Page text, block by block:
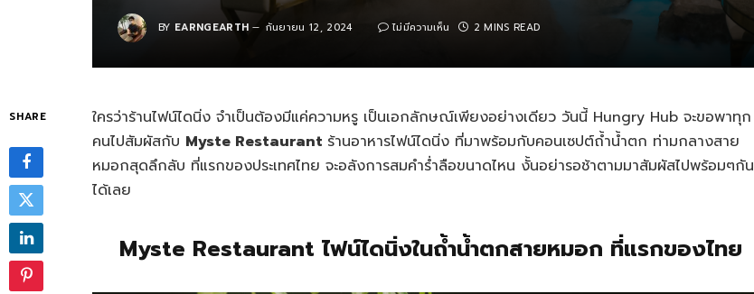
BY EARNGEARTH กันยายน 12, 2024 ไม่มีความเห็น 2 MINS READ
SHARE
ใครว่าร้านไฟน์ไดนิ่ง จำเป็นต้องมีแค่ความหรู เป็นเอกลักษณ์เพียงอย่างเดียว วันนี้ Hungry Hub จะขอพาทุก
คนไปสัมผัสกับ Myste Restaurant ร้านอาหารไฟน์ไดนิ่ง ที่มาพร้อมกับคอนเซปต์ถ้ำน้ำตก ท่ามกลางสาย
หมอกสุดลึกลับ ที่แรกของประเทศไทย จะอลังการสมคําร่ําลือขนาดไหน งั้นอย่ารอช้าตามมาสัมผัสไปพร้อมๆกัน
ได้เลย
Myste Restaurant ไฟน์ไดนิ่งในถ้ำน้ำตกสายหมอก ที่แรกของไทย